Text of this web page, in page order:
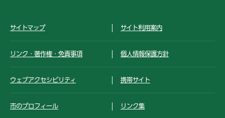
サイトマップ サイト利用案内
リンク・著作権・免責事項 個人情報保護方針
ウェブアクセシビリティ 携帯サイト
市のプロフィール リンク集